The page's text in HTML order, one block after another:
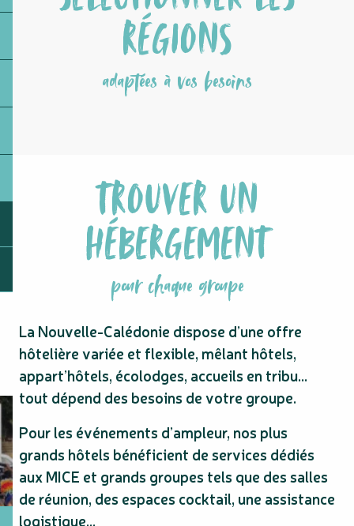
RÉGIONS
adaptées à vos besoins
TROUVER UN
HÉBERGEMENT
pour chaque groupe
La Nouvelle-Calédonie dispose d’une offre
hôtelière variée et flexible, mêlant hôtels,
appart’hôtels, écolodges, accueils en tribu…
tout dépend des besoins de votre groupe.
Pour les événements d’ampleur, nos plus
grands hôtels bénéficient de services dédiés
aux MICE et grands groupes tels que des salles
de réunion, des espaces cocktail, une assistance
logistique…